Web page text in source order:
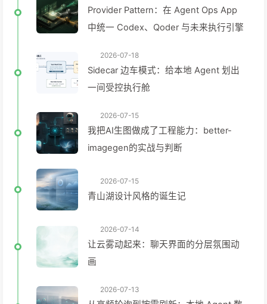
Provider Pattern：在 Agent Ops App
中统一 Codex、Qoder 与未来执行引擎
2026-07-18
Sidecar 边车模式：给本地 Agent 划出
一间受控执行舱
2026-07-15
我把AI生图做成了工程能力：better-
imagegen的实战与判断
2026-07-15
青山湖设计风格的诞生记
2026-07-14
让云雾动起来：聊天界面的分层氛围动
画
2026-07-13